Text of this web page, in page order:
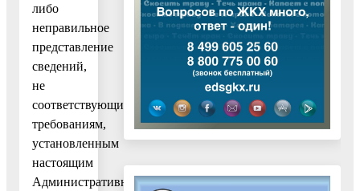
либо
неправильное
представление
сведений,
не
соответствующих
требованиям,
установленным
настоящим
Административным